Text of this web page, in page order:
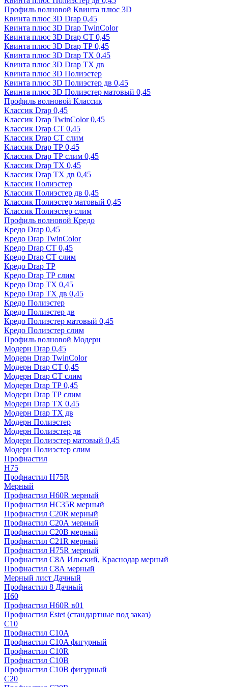
Профиль волновой Квинта плюс 3D
Квинта плюс 3D Drap 0,45
Квинта плюс 3D Drap TwinColor
Квинта плюс 3D Drap СТ 0,45
Квинта плюс 3D Drap ТР 0,45
Квинта плюс 3D Drap ТХ 0,45
Квинта плюс 3D Drap ТХ дв
Квинта плюс 3D Полиэстер
Квинта плюс 3D Полиэстер дв 0,45
Квинта плюс 3D Полиэстер матовый 0,45
Профиль волновой Классик
Классик Drap 0,45
Классик Drap TwinColor 0,45
Классик Drap СТ 0,45
Классик Drap СТ слим
Классик Drap ТР 0,45
Классик Drap ТР слим 0,45
Классик Drap ТХ 0,45
Классик Drap ТХ дв 0,45
Классик Полиэстер
Классик Полиэстер дв 0,45
Классик Полиэстер матовый 0,45
Классик Полиэстер слим
Профиль волновой Кредо
Кредо Drap 0,45
Кредо Drap TwinColor
Кредо Drap СТ 0,45
Кредо Drap СТ слим
Кредо Drap ТР
Кредо Drap ТР слим
Кредо Drap ТХ 0,45
Кредо Drap ТХ дв 0,45
Кредо Полиэстер
Кредо Полиэстер дв
Кредо Полиэстер матовый 0,45
Кредо Полиэстер слим
Профиль волновой Модерн
Модерн Drap 0,45
Модерн Drap TwinColor
Модерн Drap СТ 0,45
Модерн Drap СТ слим
Модерн Drap ТР 0,45
Модерн Drap ТР слим
Модерн Drap ТХ 0,45
Модерн Drap ТХ дв
Модерн Полиэстер
Модерн Полиэстер дв
Модерн Полиэстер матовый 0,45
Модерн Полиэстер слим
Профнастил
H75
Профнастил H75R
Мерный
Профнастил H60R мерный
Профнастил HC35R мерный
Профнастил С20R мерный
Профнастил С20А мерный
Профнастил С20В мерный
Профнастил С21R мерный
Профнастил Н75R мерный
Профнастил С8А Ильский, Краснодар мерный
Профнастил С8А мерный
Мерный лист Дачный
Профнастил 8 Дачный
Н60
Профнастил H60R в01
Профнастил Estet (стандартные под заказ)
C10
Профнастил С10A
Профнастил С10A фигурный
Профнастил С10R
Профнастил С10В
Профнастил С10В фигурный
C20